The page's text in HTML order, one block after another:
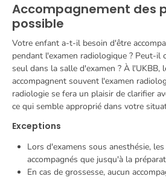
Accompagnement des
possible
Votre enfant a-t-il besoin d'être
pendant l'examen radiologique ? Peut-
seul dans la salle d'examen ? À l'UKBB,
accompagnent souvent l'examen
radiologie se fera un plaisir de clarifier
ce qui semble approprié dans votre
Exceptions
Lors d'examens sous anesthésie,
accompagnés que jusqu'à la
En cas de grossesse, aucun